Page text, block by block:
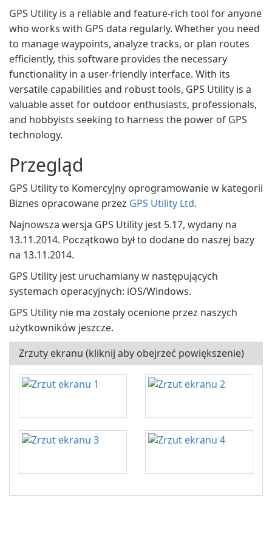
GPS Utility is a reliable and feature-rich tool for anyone
who works with GPS data regularly. Whether you need
to manage waypoints, analyze tracks, or plan routes
efficiently, this software provides the necessary
functionality in a user-friendly interface. With its
versatile capabilities and robust tools, GPS Utility is a
valuable asset for outdoor enthusiasts, professionals,
and hobbyists seeking to harness the power of GPS
technology.
Przegląd
GPS Utility to Komercyjny oprogramowanie w kategorii
Biznes opracowane przez GPS Utility Ltd.
Najnowsza wersja GPS Utility jest 5.17, wydany na
13.11.2014. Początkowo był to dodane do naszej bazy
na 13.11.2014.
GPS Utility jest uruchamiany w następujących
systemach operacyjnych: iOS/Windows.
GPS Utility nie ma zostały ocenione przez naszych
użytkowników jeszcze.
Zrzuty ekranu (kliknij aby obejrzeć powiększenie)